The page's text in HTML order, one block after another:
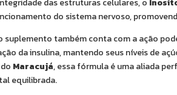
das estruturas celulares, o
do sistema nervoso,
suplemento também conta com a ação
da insulina, mantendo seus níveis de
Maracujá, essa fórmula é uma aliada
equilibrada.